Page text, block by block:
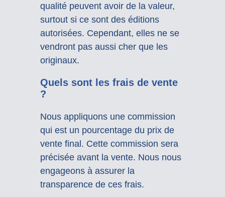
qualité peuvent avoir de la valeur,
surtout si ce sont des éditions
autorisées. Cependant, elles ne se
vendront pas aussi cher que les
originaux.
Quels sont les frais de vente
?
Nous appliquons une commission
qui est un pourcentage du prix de
vente final. Cette commission sera
précisée avant la vente. Nous nous
engageons à assurer la
transparence de ces frais.